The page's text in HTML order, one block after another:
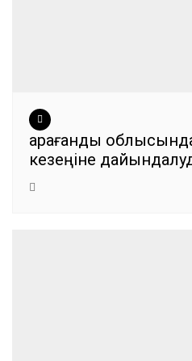
Қарағанды
кезеңіне